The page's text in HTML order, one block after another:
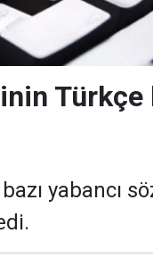
Türkçe
yabancı